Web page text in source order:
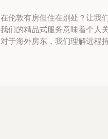
在伦敦有房但住在别处？让我
我们的精品式服务意味着个人
对于海外房东，我们理解远程